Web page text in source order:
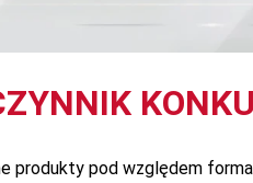
produkty pod względem